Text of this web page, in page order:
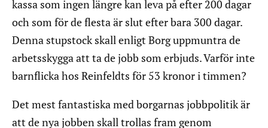
kassa som ingen längre kan leva på efter 200 dagar
och som för de flesta är slut efter bara 300 dagar.
Denna stupstock skall enligt Borg uppmuntra de
arbetsskygga att ta de jobb som erbjuds. Varför inte
barnflicka hos Reinfeldts för 53 kronor i timmen?
Det mest fantastiska med borgarnas jobbpolitik är
att de nya jobben skall trollas fram genom